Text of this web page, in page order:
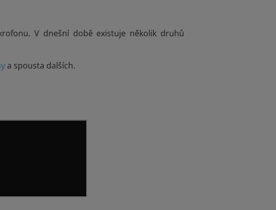
V dnešní době existuje několik druhů
a spousta dalších.